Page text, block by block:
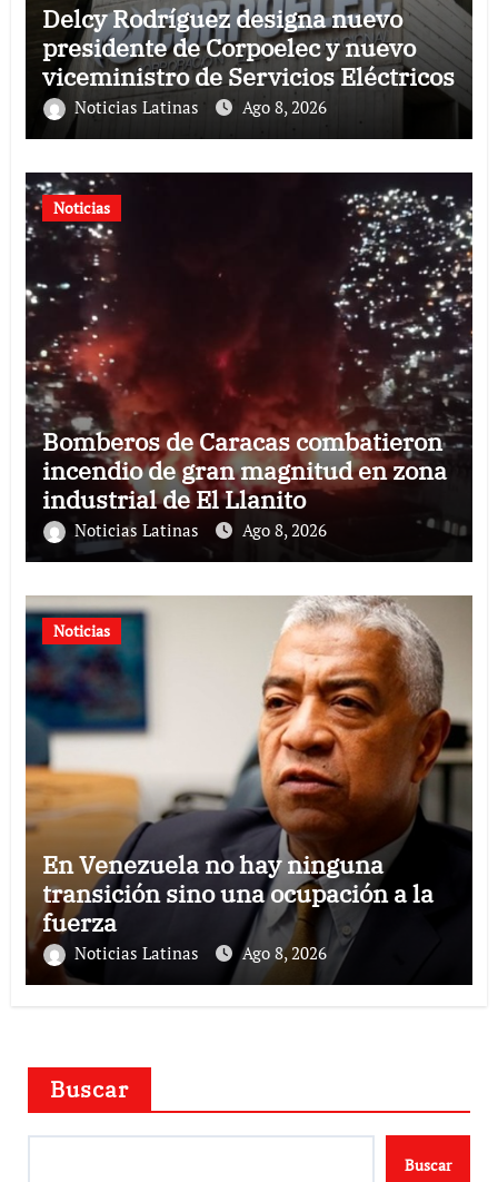
Delcy Rodríguez designa nuevo
presidente de Corpoelec y nuevo
viceministro de Servicios Eléctricos
Noticias Latinas Ago 8, 2026
Noticias
Bomberos de Caracas combatieron
incendio de gran magnitud en zona
industrial de El Llanito
Noticias Latinas Ago 8, 2026
Noticias
En Venezuela no hay ninguna
transición sino una ocupación a la
fuerza
Noticias Latinas Ago 8, 2026
Buscar
Buscar